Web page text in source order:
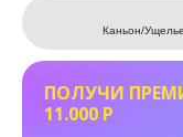
Каньон/
ПОЛУЧИ
11.000 Р